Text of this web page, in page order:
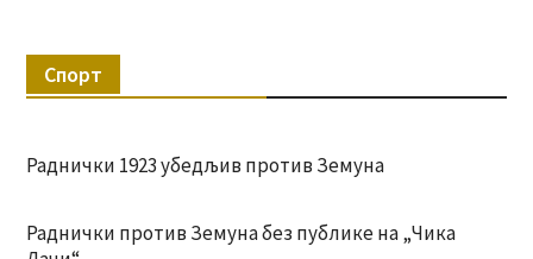
Спорт
Раднички 1923 убедљив против Земуна
Раднички против Земуна без публике на „Чика